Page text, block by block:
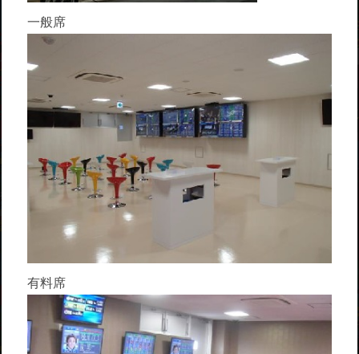
一般席
有料席